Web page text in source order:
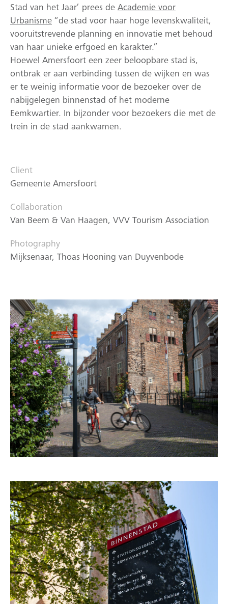
Stad van het Jaar’ prees de Academie voor
Urbanisme “de stad voor haar hoge levenskwaliteit,
vooruitstrevende planning en innovatie met behoud
van haar unieke erfgoed en karakter.”
Hoewel Amersfoort een zeer beloopbare stad is,
ontbrak er aan verbinding tussen de wijken en was
er te weinig informatie voor de bezoeker over de
nabijgelegen binnenstad of het moderne
Eemkwartier. In bijzonder voor bezoekers die met de
trein in de stad aankwamen.
Client
Gemeente Amersfoort
Collaboration
Van Beem & Van Haagen, VVV Tourism Association
Photography
Mijksenaar, Thoas Hooning van Duyvenbode